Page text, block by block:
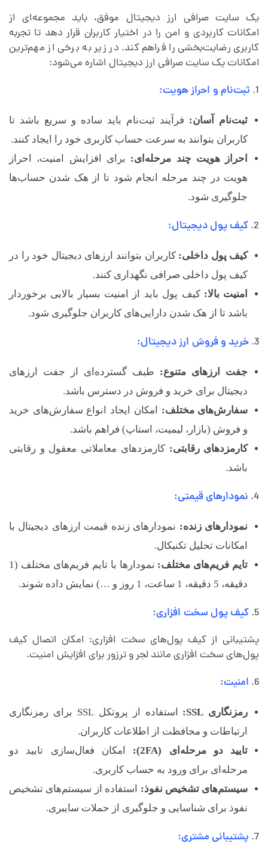
یک سایت صرافی ارز دیجیتال موفق، باید مجموعه‌ای از
امکانات کاربردی و امن را در اختیار کاربران قرار دهد تا تجربه
کاربری رضایت‌بخشی را فراهم کند. در زیر به برخی از مهم‌ترین
امکانات یک سایت صرافی ارز دیجیتال اشاره می‌شود:
ثبت‌نام و احراز هویت:
ثبت‌نام آسان: فرآیند ثبت‌نام باید ساده و سریع باشد تا
کاربران بتوانند به سرعت حساب کاربری خود را ایجاد کنند.
احراز هویت چند مرحله‌ای: برای افزایش امنیت، احراز
هویت در چند مرحله انجام شود تا از هک شدن حساب‌ها
جلوگیری شود.
کیف پول دیجیتال:
کیف پول داخلی: کاربران بتوانند ارزهای دیجیتال خود را در
کیف پول داخلی صرافی نگهداری کنند.
امنیت بالا: کیف پول باید از امنیت بسیار بالایی برخوردار
باشد تا از هک شدن دارایی‌های کاربران جلوگیری شود.
خرید و فروش ارز دیجیتال:
جفت ارزهای متنوع: طیف گسترده‌ای از جفت ارزهای
دیجیتال برای خرید و فروش در دسترس باشد.
سفارش‌های مختلف: امکان ایجاد انواع سفارش‌های خرید
و فروش (بازار، لیمیت، استاپ) فراهم باشد.
کارمزدهای رقابتی: کارمزدهای معاملاتی معقول و رقابتی
باشد.
نمودارهای قیمتی:
نمودارهای زنده: نمودارهای زنده قیمت ارزهای دیجیتال با
امکانات تحلیل تکنیکال.
تایم فریم‌های مختلف:
نمودارها با تایم فریم‌های مختلف (1
دقیقه، 5 دقیقه، 1 ساعت، 1 روز و …) نمایش داده شوند.
کیف پول سخت افزاری:
پشتیبانی از کیف پول‌های سخت افزاری: امکان اتصال کیف
پول‌های سخت افزاری مانند لجر و ترزور برای افزایش امنیت.
امنیت:
رمزنگاری SSL:
استفاده از پروتکل SSL برای رمزنگاری
ارتباطات و محافظت از اطلاعات کاربران.
تایید دو مرحله‌ای (2FA):
امکان فعال‌سازی تایید دو
مرحله‌ای برای ورود به حساب کاربری.
سیستم‌های تشخیص نفوذ: استفاده از سیستم‌های تشخیص
نفوذ برای شناسایی و جلوگیری از حملات سایبری.
پشتیبانی مشتری: